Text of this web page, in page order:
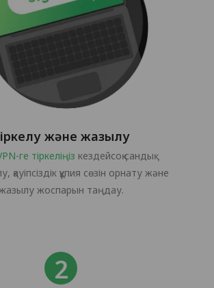
және жазылу
ге тіркеліңіз кездейсоқ сандық
қауіпсіздік құпия сөзін орнату және
жоспарын таңдау.